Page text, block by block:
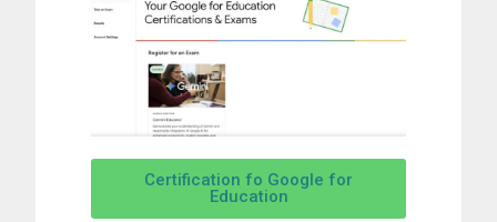
Certification fo Google for
Education